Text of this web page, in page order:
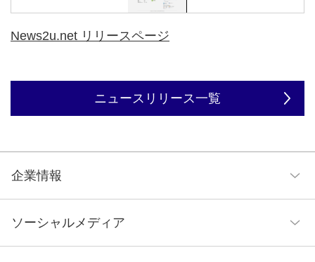
News2u.net リリースページ
ニュースリリース一覧
企業情報
企業理念
ソーシャルメディア